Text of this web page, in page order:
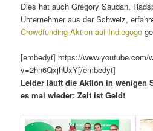
Dies hat auch Grégory Saudan,
Unternehmer aus der Schweiz,
Crowdfunding-Aktion auf Indiegogo
[embedyt] https://www.youtube.com/
v=2hn6QxjhUxY[/embedyt]
Leider läuft die Aktion in wenigen
es mal wieder: Zeit ist Geld!